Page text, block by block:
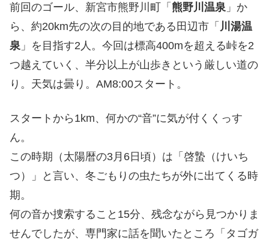
前回のゴール、新宮市熊野川町「 熊野川温泉 」か
ら、約20km先の次の目的地である田辺市「 川湯温
泉 」を目指す2人。今回は標高400mを超える峠を2
つ越えていく、半分以上が山歩きという厳しい道の
り。天気は曇り。AM8:00スタート。
スタートから1km、何かの“音”に気が付くくっす
ん。
この時期（太陽暦の3月6日頃）は「啓蟄（けいち
つ）」と言い、冬ごもりの虫たちが外に出てくる時
期。
何の音か捜索すること15分、残念ながら見つかりま
せんでしたが、専門家に話を聞いたところ「タゴガ